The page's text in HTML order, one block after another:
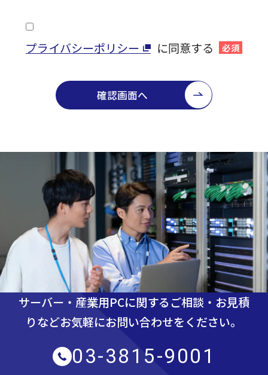
プライバシーポリシー に同意する 必須
確認画面へ
サーバー・産業用PCに関するご相談・お見積
りなどお気軽にお問い合わせをください。
03-3815-9001